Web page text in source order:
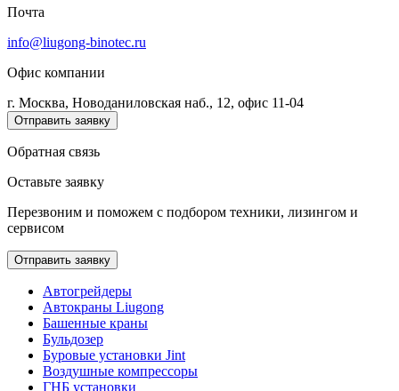
Почта
info@liugong-binotec.ru
Офис компании
г. Москва, Новоданиловская наб., 12, офис 11-04
Отправить заявку
Обратная связь
Оставьте заявку
Перезвоним и поможем с подбором техники, лизингом и
сервисом
Отправить заявку
Автогрейдеры
Автокраны Liugong
Башенные краны
Бульдозер
Буровые установки Jint
Воздушные компрессоры
ГНБ установки